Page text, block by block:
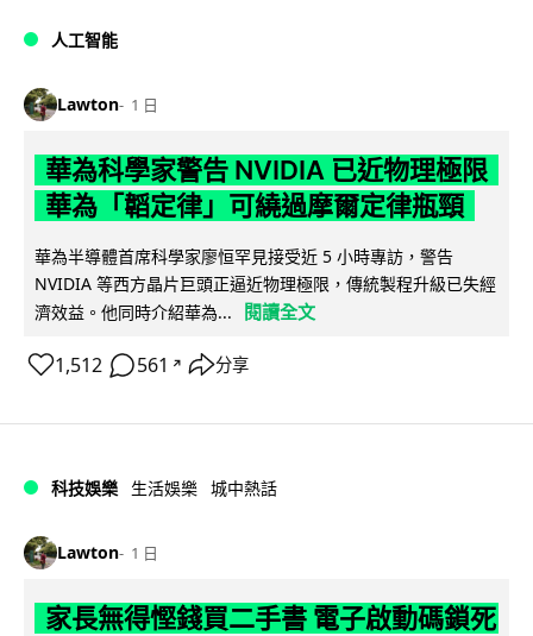
人工智能
Lawton 1 日
華為科學家警告 NVIDIA 已近物理極限
華為「韜定律」可繞過摩爾定律瓶頸
華為半導體首席科學家廖恒罕見接受近 5 小時專訪，警告
NVIDIA 等西方晶片巨頭正逼近物理極限，傳統製程升級已失經
濟效益。他同時介紹華為...
閱讀全文
1,512 561 ↗ 分享
科技娛樂 生活娛樂 城中熱話
Lawton 1 日
家長無得慳錢買二手書 電子啟動碼鎖死